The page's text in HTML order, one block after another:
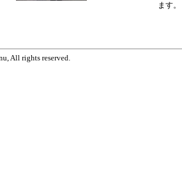
ます。
All rights reserved.